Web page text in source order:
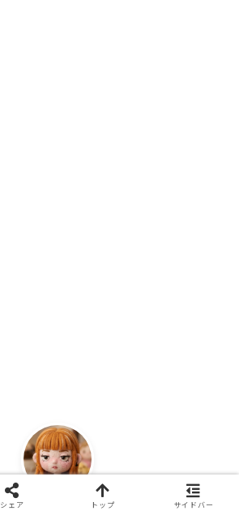
シェア トップ サイドバー